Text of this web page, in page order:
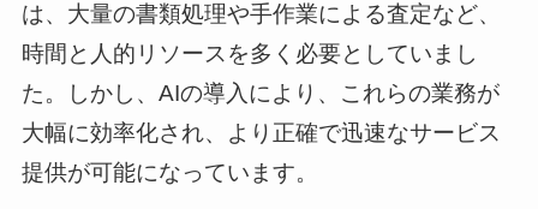
は、大量の書類処理や手作業による査定など、
時間と人的リソースを多く必要としていまし
た。しかし、AIの導入により、これらの業務が
大幅に効率化され、より正確で迅速なサービス
提供が可能になっています。